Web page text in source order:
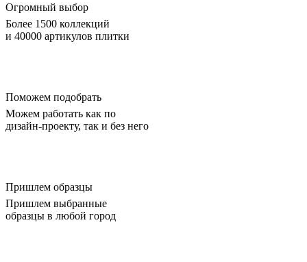
Огромный выбор
Более 1500 коллекций
и 40000 артикулов плитки
Поможем подобрать
Можем работать как по
дизайн-проекту, так и без него
Пришлем образцы
Пришлем выбранные
образцы в любой город